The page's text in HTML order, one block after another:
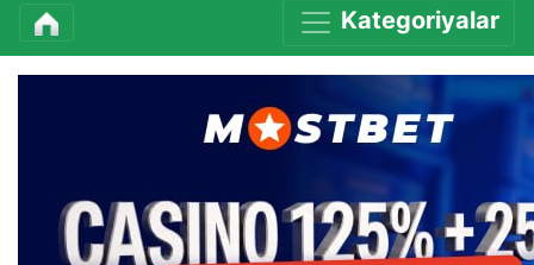
Kategoriyalar